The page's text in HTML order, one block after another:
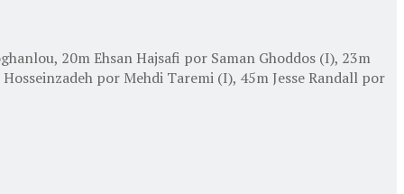
20m Ehsan Hajsafi por Saman Ghoddos (I), 23m
por Mehdi Taremi (I), 45m Jesse Randall por